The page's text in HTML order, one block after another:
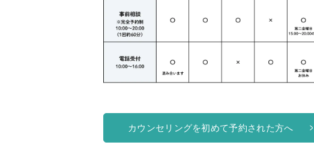
カウンセリングを初めて予約された方へ